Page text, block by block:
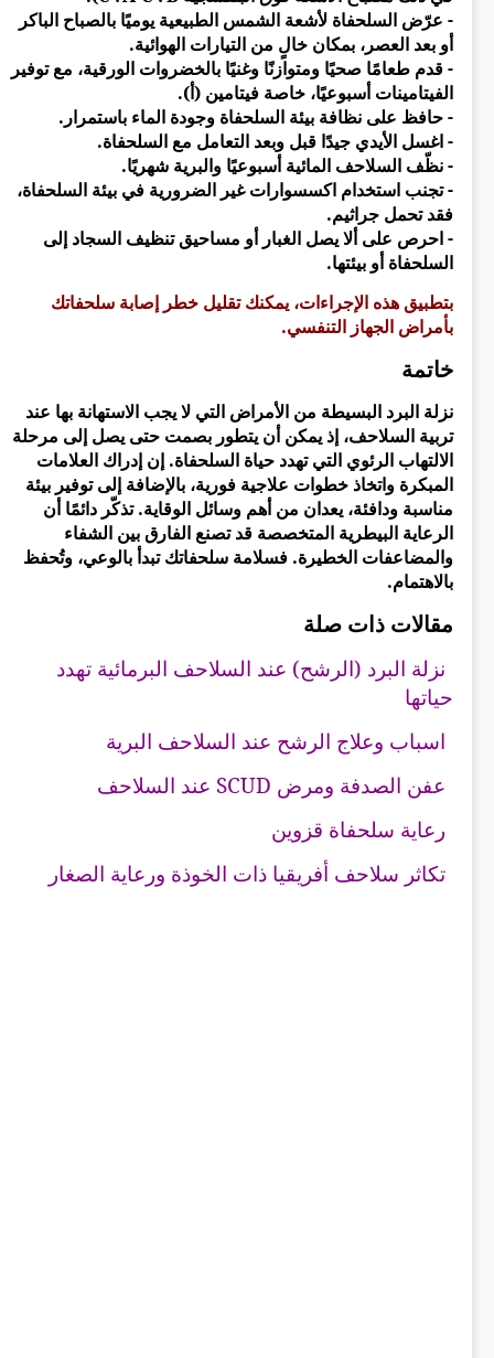
- عرّض السلحفاة لأشعة الشمس الطبيعية يوميًا بالصباح الباكر
أو بعد العصر، بمكان خالٍ من التيارات الهوائية.
- قدم طعامًا صحيًا ومتوازنًا وغنيًا بالخضروات الورقية، مع توفير
الفيتامينات أسبوعيًا، خاصة فيتامين (أ).
- حافظ على نظافة بيئة السلحفاة وجودة الماء باستمرار.
- اغسل الأيدي جيدًا قبل وبعد التعامل مع السلحفاة.
- نظّف السلاحف المائية أسبوعيًا والبرية شهريًا.
- تجنب استخدام اكسسوارات غير الضرورية في بيئة السلحفاة،
فقد تحمل جراثيم.
- احرص على ألا يصل الغبار أو مساحيق تنظيف السجاد إلى
السلحفاة أو بيئتها.
بتطبيق هذه الإجراءات، يمكنك تقليل خطر إصابة سلحفاتك
بأمراض الجهاز التنفسي.
خاتمة
نزلة البرد البسيطة من الأمراض التي لا يجب الاستهانة بها عند
تربية السلاحف، إذ يمكن أن يتطور بصمت حتى يصل إلى مرحلة
الالتهاب الرئوي التي تهدد حياة السلحفاة. إن إدراك العلامات
المبكرة واتخاذ خطوات علاجية فورية، بالإضافة إلى توفير بيئة
مناسبة ودافئة، يعدان من أهم وسائل الوقاية. تذكّر دائمًا أن
الرعاية البيطرية المتخصصة قد تصنع الفارق بين الشفاء
والمضاعفات الخطيرة. فسلامة سلحفاتك تبدأ بالوعي، وتُحفظ
بالاهتمام.
مقالات ذات صلة
نزلة البرد (الرشح) عند السلاحف البرمائية تهدد
حياتها
اسباب وعلاج الرشح عند السلاحف البرية
عفن الصدفة ومرض SCUD عند السلاحف
رعاية سلحفاة قزوين
تكاثر سلاحف أفريقيا ذات الخوذة ورعاية الصغار